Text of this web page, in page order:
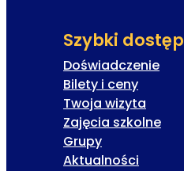
Szybki dostęp
Doświadczenie
Bilety i ceny
Twoja wizyta
Zajęcia szkolne
Grupy
Aktualności